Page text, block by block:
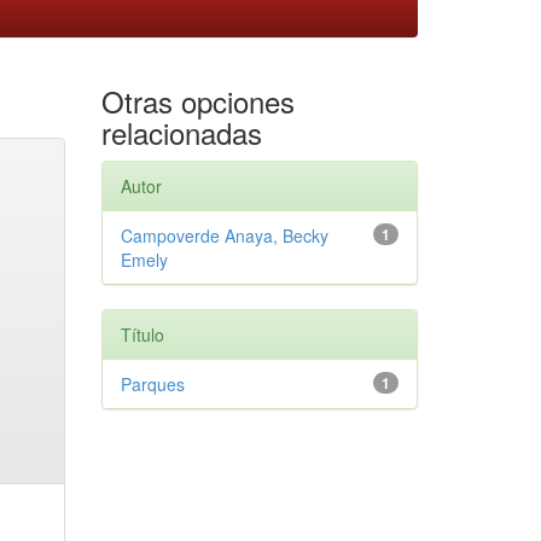
Otras opciones
relacionadas
Autor
1
Campoverde Anaya, Becky
Emely
Título
1
Parques